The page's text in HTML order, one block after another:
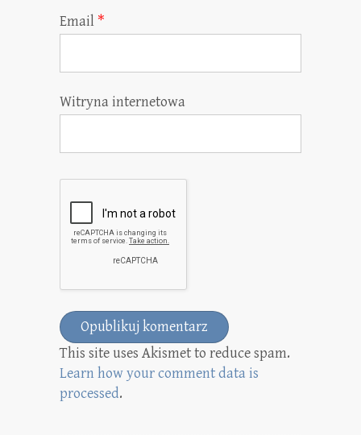
Email *
Witryna internetowa
This site uses Akismet to reduce spam.
Learn how your comment data is
processed.